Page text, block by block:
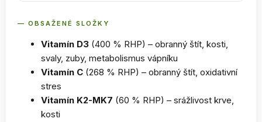
— OBSAŽENÉ SLOŽKY
Vitamín D3 (400 % RHP) – obranný štít, kosti,
svaly, zuby, metabolismus vápníku
Vitamín C (268 % RHP) – obranný štít, oxidativní
stres
Vitamín K2-MK7 (60 % RHP) – srážlivost krve,
kosti